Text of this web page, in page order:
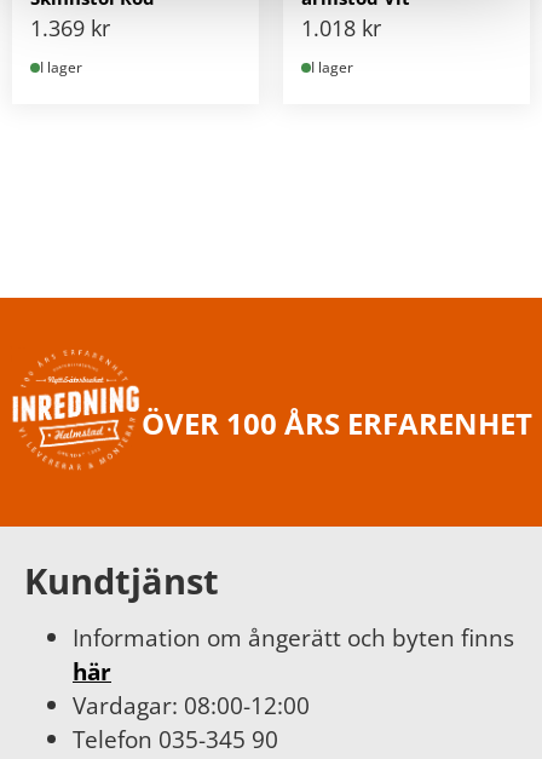
1.369 kr
I lager
1.018 kr
I lager
ÖVER 100 ÅRS ERFARENHET
Kundtjänst
Information om ångerätt och byten finns
här
Vardagar: 08:00-12:00
Telefon 035-345 90